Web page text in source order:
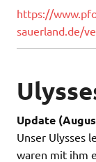
https://
sauerland.de/
Update
Unser Ulysses
waren mit ihm